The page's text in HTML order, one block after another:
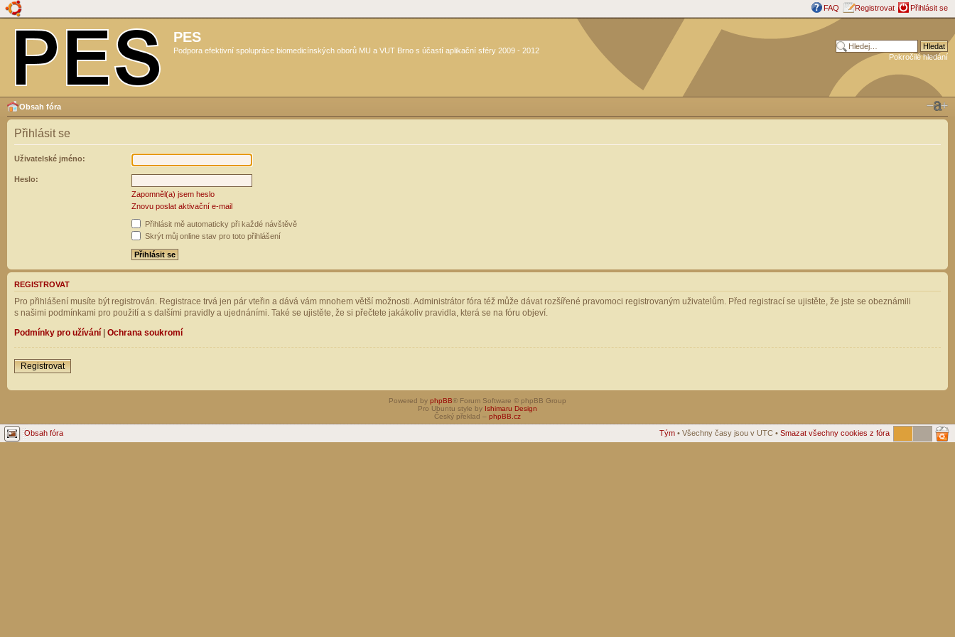
FAQ Registrovat Přihlásit se
PES
Podpora efektivní spolupráce biomedicínských oborů MU a VUT Brno s účastí aplikační sféry 2009 - 2012
Pokročilé hledání
Obsah fóra
Přihlásit se
Uživatelské jméno:
Heslo:
Zapomněl(a) jsem heslo
Znovu poslat aktivační e-mail
Přihlásit mě automaticky při každé návštěvě
Skrýt můj online stav pro toto přihlášení
REGISTROVAT
Pro přihlášení musíte být registrován. Registrace trvá jen pár vteřin a dává vám mnohem větší možnosti. Administrátor fóra též může dávat rozšířené pravomoci registrovaným uživatelům. Před registrací se ujistěte, že jste se obeznámili
s našimi podmínkami pro použití a s dalšími pravidly a ujednáními. Také se ujistěte, že si přečtete jakákoliv pravidla, která se na fóru objeví.
Podmínky pro užívání | Ochrana soukromí
Registrovat
Powered by phpBB® Forum Software © phpBB Group
Pro Ubuntu style by Ishimaru Design
Český překlad – phpBB.cz
Obsah fóra Tým • Všechny časy jsou v UTC • Smazat všechny cookies z fóra